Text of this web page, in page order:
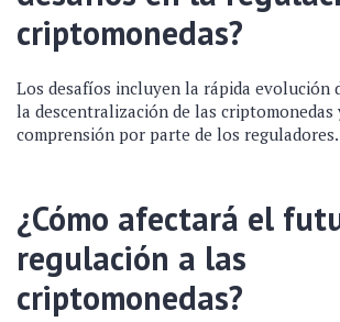
criptomonedas?
Los desafíos incluyen la rápida evolución
la descentralización de las criptomonedas
comprensión por parte de los reguladores.
¿Cómo afectará el
regulación a las
criptomonedas?